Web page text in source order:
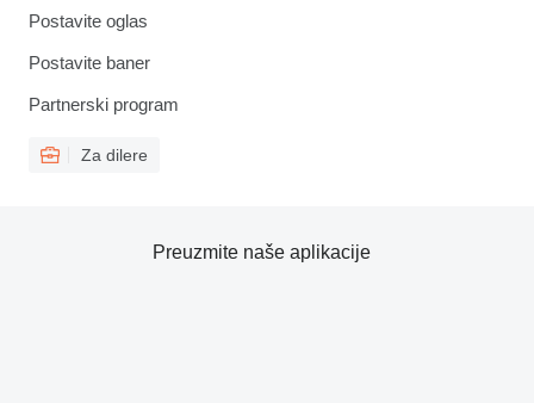
Postavite oglas
Postavite baner
Partnerski program
Za dilere
Preuzmite naše aplikacije